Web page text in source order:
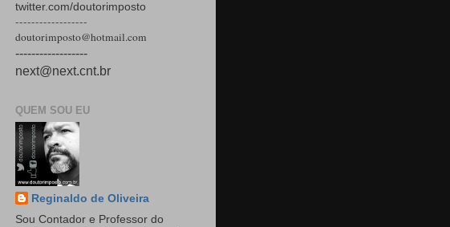
twitter.com/doutorimposto
------------------
doutorimposto@hotmail.com
------------------
next@next.cnt.br
QUEM SOU EU
Reginaldo de Oliveira
Sou Contador e Professor do